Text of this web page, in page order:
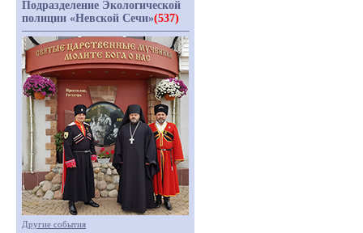
Подразделение Экологической
полиции «Невской Сечи»(537)
Другие события